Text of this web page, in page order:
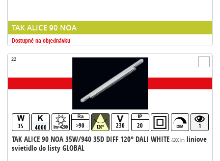
TAK ALICE 90 NOA
Dostupné na objednávku
22
35 4000 lm>4200 >90 120° 230 20 1
TAK ALICE 90 NOA 35W/940 35D DIFF 120° DALI WHITE 4200 lmliniove
svietidlo do listy GLOBAL